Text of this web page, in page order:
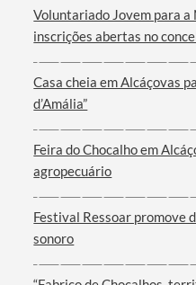
Voluntariado Jovem para
inscrições abertas no
Casa cheia em Alcáçovas
d’Amália”
Feira do Chocalho em
agropecuário
Festival Ressoar promove
sonoro